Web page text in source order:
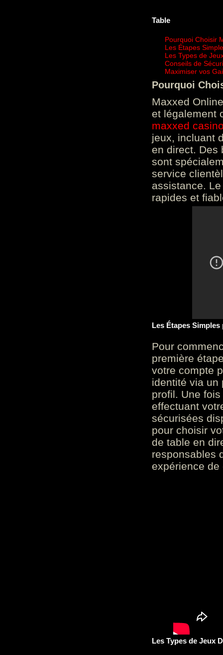
Table
Pourquoi Choisir
Les Étapes
Les Types de
Conseils de
Maximiser vos
Pourquoi
Maxxed
et légalement
maxxed
jeux, incluant
en direct. Des
sont
service
assistance.
rapides et
Les Étapes
Pour
première
votre compte
identité via un
profil. Une
effectuant
sécurisées
pour choisir
de table en
responsables
expérience
Les Types de Jeux